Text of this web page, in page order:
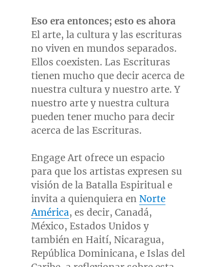
Eso era entonces; esto es ahora
El arte, la cultura y las escrituras
no viven en mundos separados.
Ellos coexisten. Las Escrituras
tienen mucho que decir acerca de
nuestra cultura y nuestro arte. Y
nuestro arte y nuestra cultura
pueden tener mucho para decir
acerca de las Escrituras.
Engage Art ofrece un espacio
para que los artistas expresen su
visión de la Batalla Espiritual e
invita a quienquiera en Norte
América, es decir, Canadá,
México, Estados Unidos y
también en Haití, Nicaragua,
República Dominicana, e Islas del